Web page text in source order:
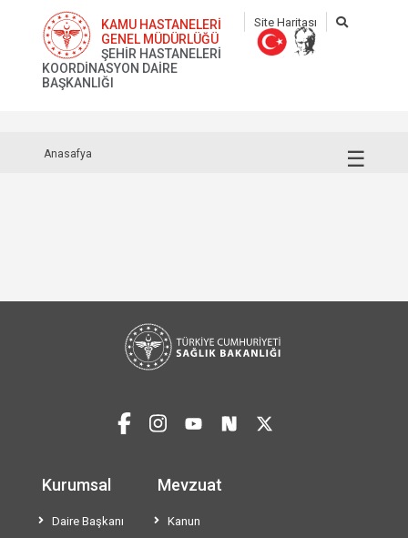
KAMU HASTANELERİ
GENEL MÜDÜRLÜĞÜ
ŞEHİR HASTANELERİ
KOORDİNASYON DAİRE
BAŞKANLIĞI
Site Haritası
☰
Anasafya
Kurumsal
Daire Başkanı
Mevzuat
Kanun